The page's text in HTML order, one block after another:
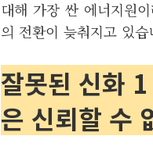
대해 가장 싼 에너지원
의 전환이 늦춰지고 있습
잘못된 신화
은 신뢰할 수